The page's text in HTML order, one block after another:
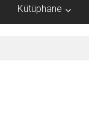
Kütüphane